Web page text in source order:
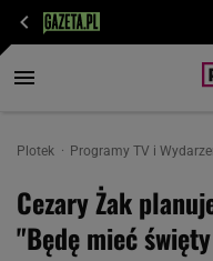
Plotek Programy TV i
Cezary Żak
"Będę mieć